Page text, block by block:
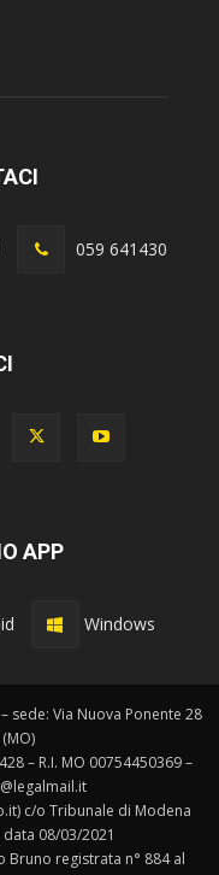
059 641430
APP
Windows
sede: Via Nuova Ponente 28
– R.I. MO 00754450369 –
c/o Tribunale di Modena
08/03/2021
Bruno registrata n° 884 al